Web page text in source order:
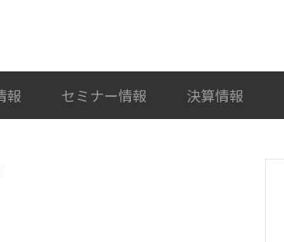
報 セミナー情報 決算情報